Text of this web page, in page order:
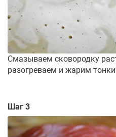
Смазываем сковородку
разогреваем и жарим
Шаг 3